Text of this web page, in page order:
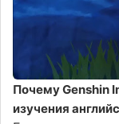
Почему Genshin
изучения